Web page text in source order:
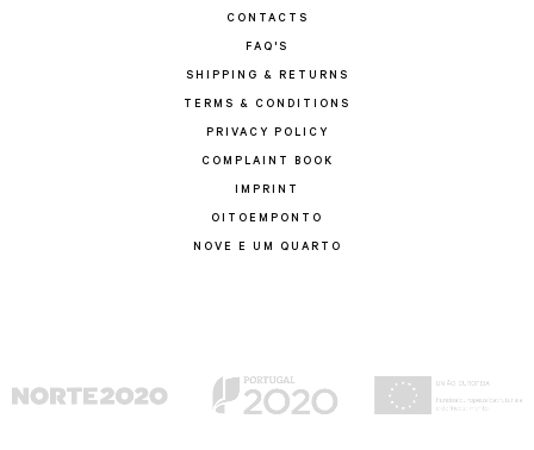
CONTACTS
FAQ'S
SHIPPING & RETURNS
TERMS & CONDITIONS
PRIVACY POLICY
COMPLAINT BOOK
IMPRINT
OITOEMPONTO
NOVE E UM QUARTO